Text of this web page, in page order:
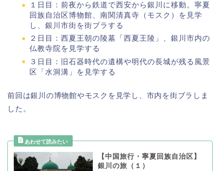
１日目：前夜から鉄道で西安から銀川に移動。寧夏
回族自治区博物館、南関清真寺（モスク）を見学
し、銀川市街を街ブラする
２日目：西夏王朝の陵墓「西夏王陵」、銀川市内の
仏教寺院を見学する
３日目：旧石器時代の遺構や明代の長城が残る風景
区「水洞溝」を見学する
前回は銀川の博物館やモスクを見学し、市内を街ブラしま
した。
【中国旅行・寧夏回族自治区】
銀川の旅（１）